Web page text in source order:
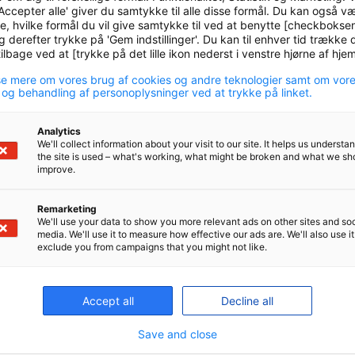
en række massive finans- og pengepolitiske
til at afbøde konsekvenserne af krisen.
om, præcis hvor stor en forskel hjælpepakkerne
har aldrig regnet på investeringer i den
af omverdenen
i krisetider som denne, men vi kan ikke klare
godt vække bekymring.
og det gør os afhængige af, hvordan
udvikler sig. Pandemien rammer hele
det går i øjeblikket hårdt ud over både
alle' giver du samtykke til alle disse formål. Du kan også
hvilke formål du vil give samtykke til ved at benytte
derefter trykke på 'Gem indstillinger'. Du kan til enhver tid trække
ved at [trykke på det lille ikon nederst i venstre hjørne af
mere om vores brug af cookies og andre teknologier samt om
og behandling af personoplysninger ved at trykke på linket.
Analytics
We'll collect information about your visit to our site. It helps us
the site is used – what's working, what might be broken and what we
improve.
Remarketing
We'll use your data to show you more relevant ads on other sites and
media. We'll use it to measure how effective our ads are. We'll also use
exclude you from campaigns that you might not like.
Accept all Decline all
Save and close